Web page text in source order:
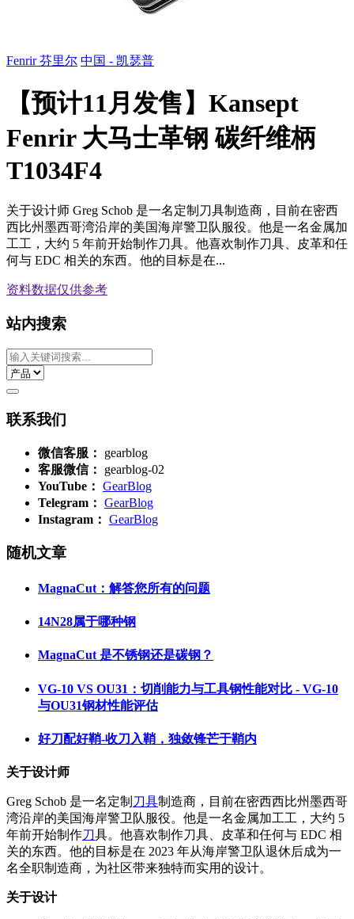
Fenrir 芬里尔 中国 - 凯瑟普
【预计11月发售】Kansept
Fenrir 大马士革钢 碳纤维柄
T1034F4
关于设计师 Greg Schob 是一名定制刀具制造商，目前在密西
西比州墨西哥湾沿岸的美国海岸警卫队服役。他是一名金属加
工工，大约 5 年前开始制作刀具。他喜欢制作刀具、皮革和任
何与 EDC 相关的东西。他的目标是在...
资料数据仅供参考
站内搜索
联系我们
微信客服：
gearblog
客服微信：
gearblog-02
YouTube： GearBlog
Telegram： GearBlog
Instagram： GearBlog
随机文章
MagnaCut：解答您所有的问题
14N28属于哪种钢
MagnaCut 是不锈钢还是碳钢？
VG-10 VS OU31：切削能力与工具钢性能对比 - VG-10
与OU31钢材性能评估
好刀配好鞘-收刀入鞘，独敛锋芒于鞘内
关于设计师
Greg Schob 是一名定制 刀具制造商，目前在密西西比州墨西哥
湾沿岸的美国海岸警卫队服役。他是一名金属加工工，大约 5
年前开始制作刀具。他喜欢制作刀具、皮革和任何与 EDC 相
关的东西。他的目标是在 2023 年从海岸警卫队退休后成为一
名全职制造商，为社区带来独特而实用的设计。
关于设计